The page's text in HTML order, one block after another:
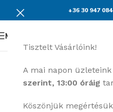
Tisztelt Vásárlóink!
A mai napon üzleteink
szerint, 13:00 óráig
Köszönjük
+36 30 947
Menü